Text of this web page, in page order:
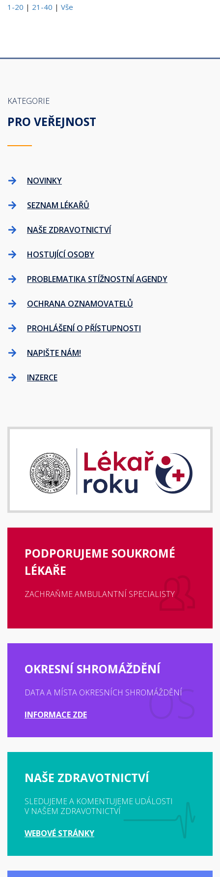
1-20 | 21-40 | Vše
KATEGORIE
PRO VEŘEJNOST
NOVINKY
SEZNAM LÉKAŘŮ
NAŠE ZDRAVOTNICTVÍ
HOSTUJÍCÍ OSOBY
PROBLEMATIKA STÍŽNOSTNÍ AGENDY
OCHRANA OZNAMOVATELŮ
PROHLÁŠENÍ O PŘÍSTUPNOSTI
NAPIŠTE NÁM!
INZERCE
PODPORUJEME SOUKROMÉ
LÉKAŘE
ZACHRAŇME AMBULANTNÍ SPECIALISTY
OKRESNÍ SHROMÁŽDĚNÍ
DATA A MÍSTA OKRESNÍCH SHROMÁŽDĚNÍ
INFORMACE ZDE
NAŠE ZDRAVOTNICTVÍ
SLEDUJEME A KOMENTUJEME UDÁLOSTI
V NAŠEM ZDRAVOTNICTVÍ
WEBOVÉ STRÁNKY